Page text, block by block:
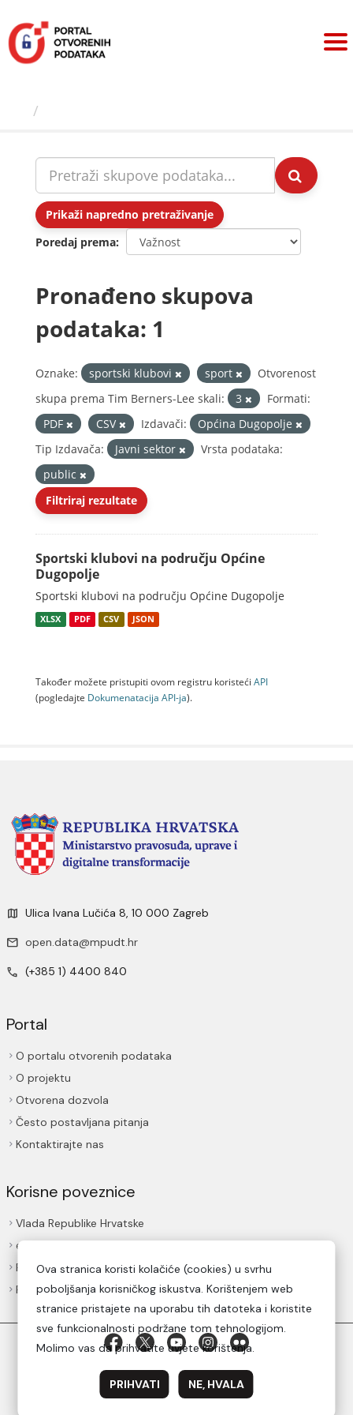
sadržaj
Prikaži napredno pretraživanje
Poredaj prema
Pronađeno skupova
podataka: 1
Oznake: sportski klubovi sport
Otvorenost
skupa prema Tim Berners-Lee skali:
3
Formati:
PDF
CSV Izdavači:
Općina Dugopolje
Tip Izdavača:
Javni sektor
Vrsta podataka:
public
Filtriraj rezultate
Sportski klubovi na području Općine
Dugopolje
Sportski klubovi na području Općine Dugopolje
XLSX PDF CSV JSON
Također možete pristupiti ovom registru koristeći API
(pogledajte Dokumenаtаcijа API-jа).